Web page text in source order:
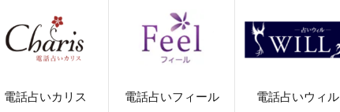
電話占いカリス 電話占いフィール 電話占いウィル